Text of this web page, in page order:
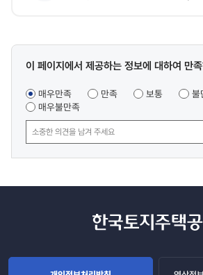
콘텐츠
조사
이 페이지에서 제공하는 정보에 대하여 만
매우만족 만족 보통
불
매우불만족